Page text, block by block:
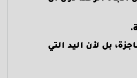
بل لأن اليد التي